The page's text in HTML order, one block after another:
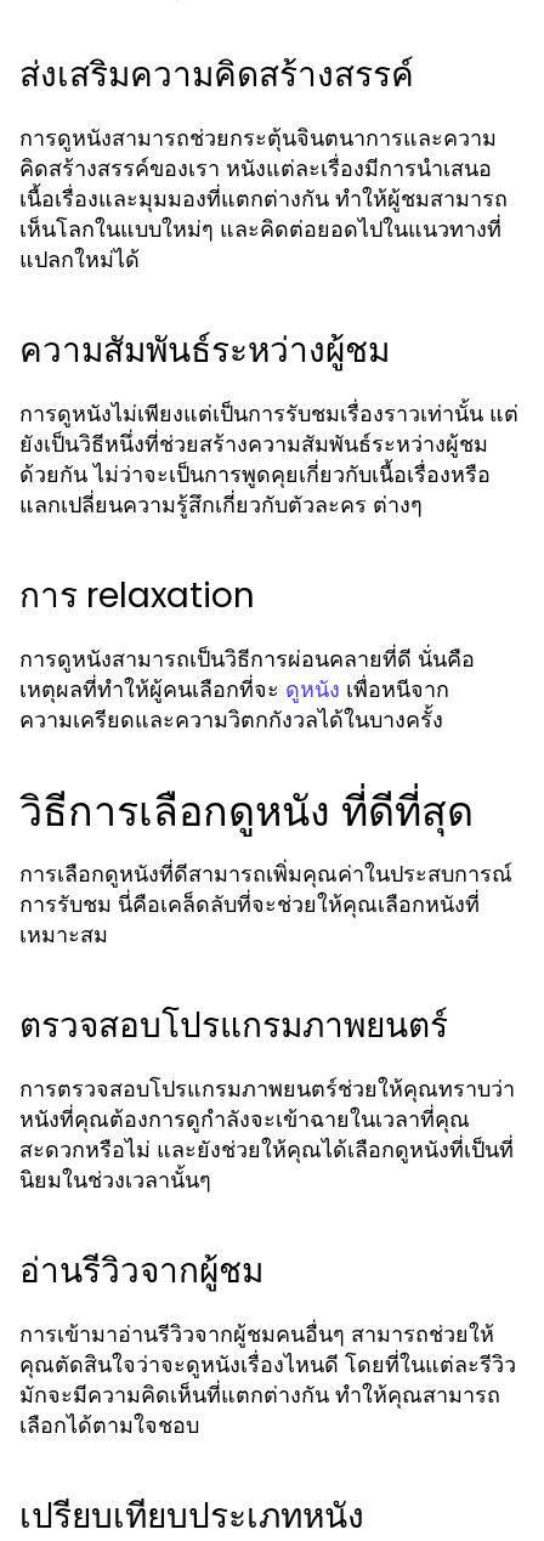
ส่งเสริมความคิดสร้างสรรค์
การดูหนังสามารถช่วยกระตุ้นจินตนาการและความ
คิดสร้างสรรค์ของเรา หนังแต่ละเรื่องมีการนำเสนอ
เนื้อเรื่องและมุมมองที่แตกต่างกัน ทำให้ผู้ชมสามารถ
เห็นโลกในแบบใหม่ๆ และคิดต่อยอดไปในแนวทางที่
แปลกใหม่ได้
ความสัมพันธ์ระหว่างผู้ชม
การดูหนังไม่เพียงแต่เป็นการรับชมเรื่องราวเท่านั้น แต่
ยังเป็นวิธีหนึ่งที่ช่วยสร้างความสัมพันธ์ระหว่างผู้ชม
ด้วยกัน ไม่ว่าจะเป็นการพูดคุยเกี่ยวกับเนื้อเรื่องหรือ
แลกเปลี่ยนความรู้สึกเกี่ยวกับตัวละคร ต่างๆ
การ relaxation
การดูหนังสามารถเป็นวิธีการผ่อนคลายที่ดี นั่นคือ
เหตุผลที่ทำให้ผู้คนเลือกที่จะ ดูหนัง เพื่อหนีจาก
ความเครียดและความวิตกกังวลได้ในบางครั้ง
วิธีการเลือกดูหนัง ที่ดีที่สุด
การเลือกดูหนังที่ดีสามารถเพิ่มคุณค่าในประสบการณ์
การรับชม นี่คือเคล็ดลับที่จะช่วยให้คุณเลือกหนังที่
เหมาะสม
ตรวจสอบโปรแกรมภาพยนตร์
การตรวจสอบโปรแกรมภาพยนตร์ช่วยให้คุณทราบว่า
หนังที่คุณต้องการดูกำลังจะเข้าฉายในเวลาที่คุณ
สะดวกหรือไม่ และยังช่วยให้คุณได้เลือกดูหนังที่เป็นที่
นิยมในช่วงเวลานั้นๆ
อ่านรีวิวจากผู้ชม
การเข้ามาอ่านรีวิวจากผู้ชมคนอื่นๆ สามารถช่วยให้
คุณตัดสินใจว่าจะดูหนังเรื่องไหนดี โดยที่ในแต่ละรีวิว
มักจะมีความคิดเห็นที่แตกต่างกัน ทำให้คุณสามารถ
เลือกได้ตามใจชอบ
เปรียบเทียบประเภทหนัง